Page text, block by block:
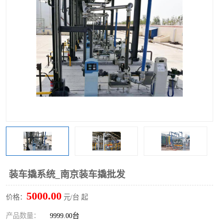
装车撬系统_南京装车撬批发
价格： 5000.00 元/台 起
产品数量： 9999.00台